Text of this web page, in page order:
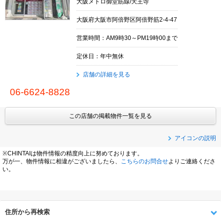
大阪メトロ御堂筋線/天王寺
大阪府大阪市阿倍野区阿倍野筋2-4-47
営業時間：AM9時30～PM19時00まで
定休日：年中無休
店舗の詳細を見る
06-6624-8828
この店舗の掲載物件一覧を見る
アイコンの説明
※CHINTAIは物件情報の精度向上に努めております。
万が一、物件情報に相違がございましたら、
こちらのお問合せよりご連絡くださ
い。
住所から再検索